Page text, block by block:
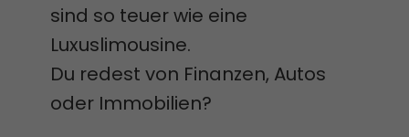
sind so teuer wie eine
Luxuslimousine.
Du redest von Finanzen, Autos
oder Immobilien?